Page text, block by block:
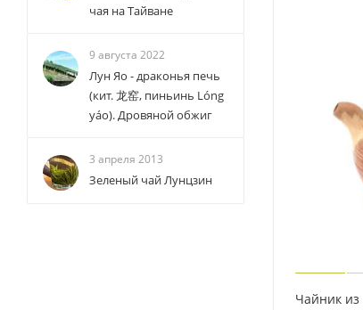
Чайник
чая на Тайване
9 августа 2022
Лун Яо - драконья печь
(кит. 龙窑, пиньинь Lóng
yáo). Дровяной обжиг
3 апреля 2013
Зеленый чай Лунцзин